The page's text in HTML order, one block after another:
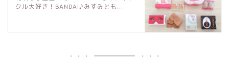
クル大好き！BANDAI♪みすみとも...